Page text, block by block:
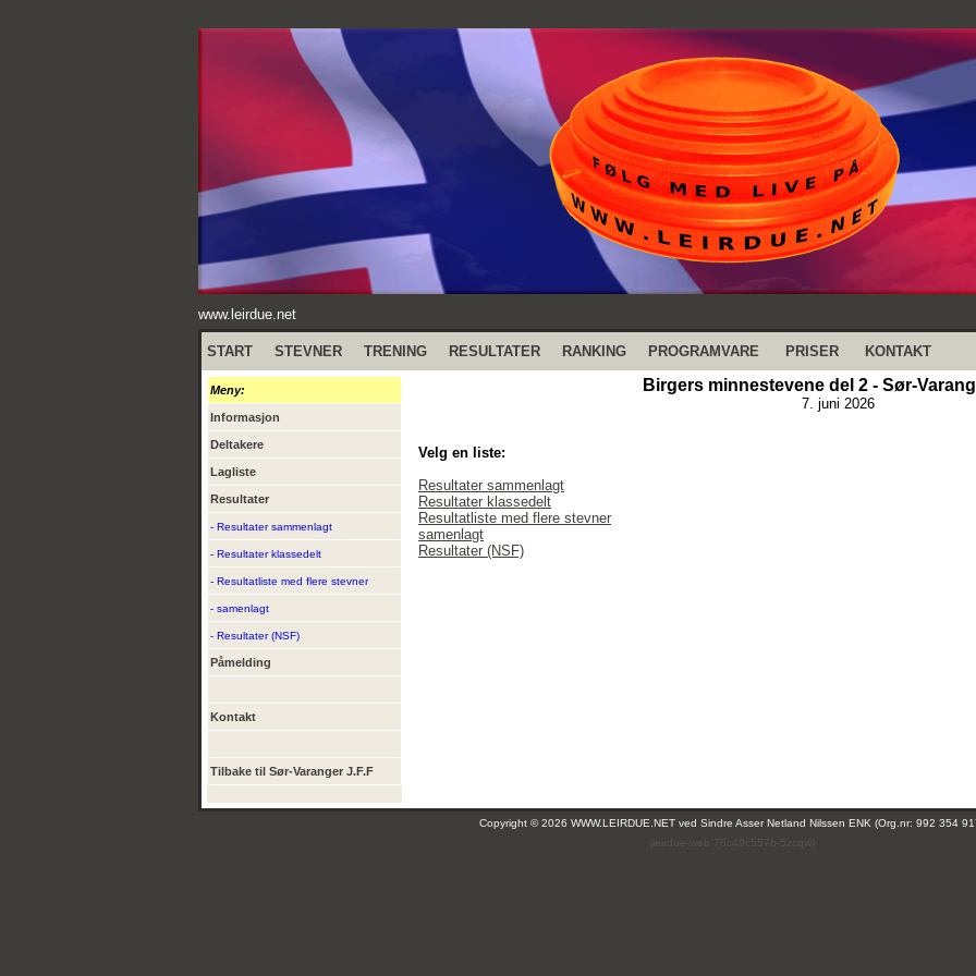
www.leirdue.net
START STEVNER TRENING RESULTATER RANKING PROGRAMVARE PRISER KONTAKT
Meny:
Informasjon
Deltakere
Lagliste
Resultater
- Resultater sammenlagt
- Resultater klassedelt
- Resultatliste med flere stevner
- samenlagt
- Resultater (NSF)
Påmelding
Kontakt
Tilbake til Sør-Varanger J.F.F
Birgers minnestevene del 2 - Sør-
7. juni 2026
Velg en liste:
Resultater sammenlagt
Resultater klassedelt
Resultatliste med flere stevner
samenlagt
Resultater (NSF)
Copyright © 2026 WWW.LEIRDUE.NET ved Sindre Asser Netland Nilssen ENK (Org.nr: 992 354
(leirdue-web-76c49c557b-5zcqw)